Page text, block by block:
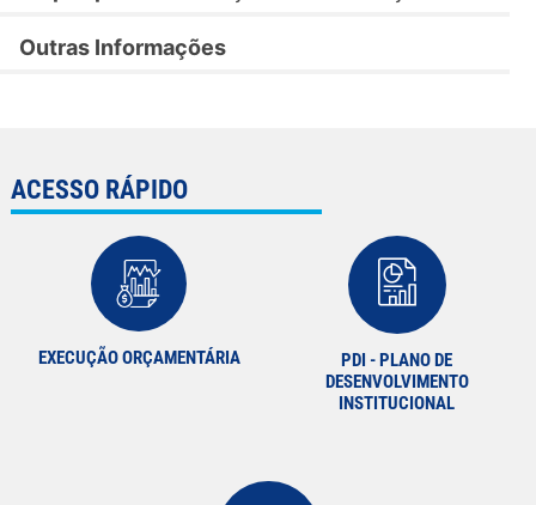
Outras Informações
ACESSO RÁPIDO
EXECUÇÃO ORÇAMENTÁRIA
PDI - PLANO DE
DESENVOLVIMENTO
INSTITUCIONAL